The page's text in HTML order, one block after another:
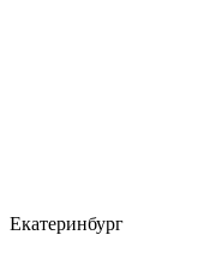
Екатеринбург